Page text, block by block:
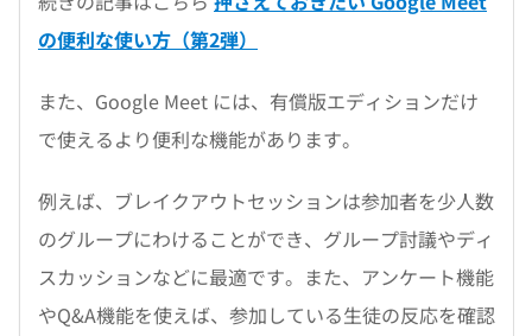
の便利な使い方（第2弾）
また、Google Meet には、有償版エディションだけ
で使えるより便利な機能があります。
例えば、ブレイクアウトセッションは参加者を少人数
のグループにわけることができ、グループ討議やディ
スカッションなどに最適です。また、アンケート機能
やQ&A機能を使えば、参加している生徒の反応を確認